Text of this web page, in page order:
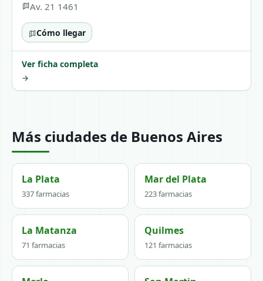
Av. 21 1461
Cómo llegar
Ver ficha completa
→
Más ciudades de Buenos Aires
La Plata
337 farmacias
Mar del Plata
223 farmacias
La Matanza
71 farmacias
Quilmes
121 farmacias